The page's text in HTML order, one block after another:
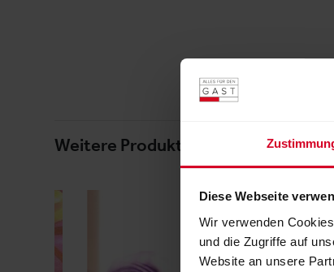
Diese Webseite
Wir verwenden
und die Zugriffe auf
Website an unsere
Weitere Produkte von diesem